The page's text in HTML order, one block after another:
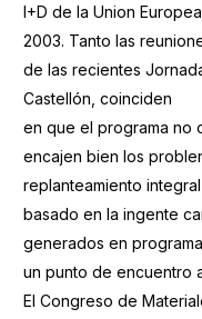
I+D de la Union
2003. Tanto las
de las recientes
Castellón, coinciden
en que el programa no
encajen bien los
replanteamiento
basado en la ingente
generados en
un punto de encuentro
El Congreso de